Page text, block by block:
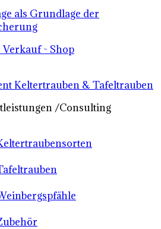
als Grundlage der
- Shop
Keltertrauben & Tafeltrauben
/Consulting